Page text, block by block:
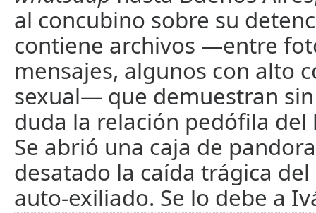
al concubino sobre su
contiene archivos —entre
mensajes, algunos con alto
sexual— que demuestran
duda la relación pedófila del
Se abrió una caja de
desatado la caída trágica
auto-exiliado. Se lo debe a